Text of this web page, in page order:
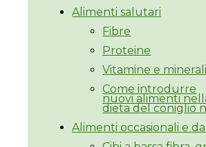
Alimenti salutari
Fibre
Proteine
Vitamine e minerali
Come introdurre
nuovi alimenti
dieta del coniglio
Alimenti occasionali e